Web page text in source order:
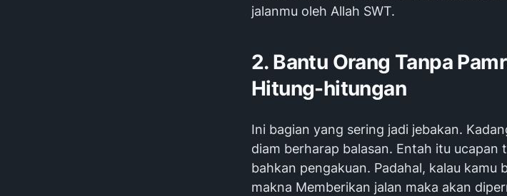
jalanmu oleh Allah SWT.
2. Bantu Orang Tanpa
Hitung-hitungan
Ini bagian yang sering jadi jebakan.
diam berharap balasan. Entah itu ucapan
bahkan pengakuan. Padahal, kalau kamu
makna Memberikan jalan maka akan